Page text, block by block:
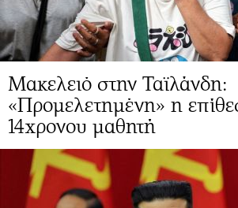
Μακελειό στην Ταϊλάνδη:
«Προμελετημένη» η
14χρονου μαθητή